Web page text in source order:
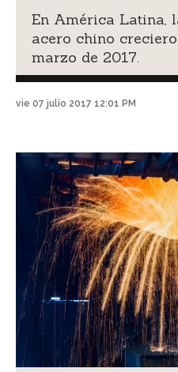
En América Latina,
acero chino
marzo de 2017.
vie 07 julio 2017 12:01 PM